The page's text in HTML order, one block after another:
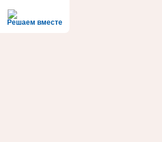
Решаем вместе